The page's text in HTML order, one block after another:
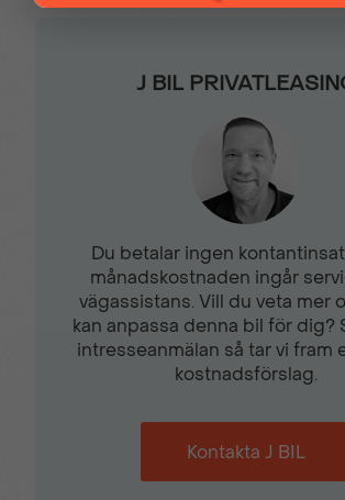
Open &
Parkeringsradar fram &
Trådlös mobilladdning
J BIL
Du betalar ingen
månadskostnaden ingår
vägassistans. Vill du veta mer
kan anpassa denna bil för dig?
intresseanmälan så tar vi fram
kostnadsförslag.
Kontakta J BIL